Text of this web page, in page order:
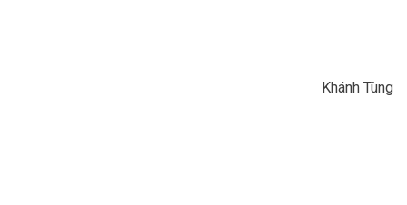
Khánh Tùng